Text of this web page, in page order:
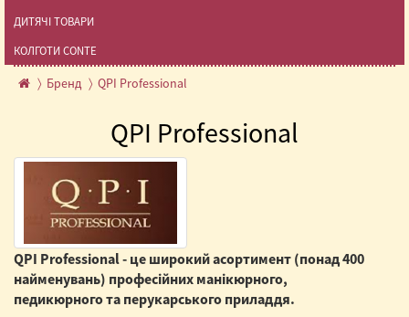
ДИТЯЧІ ТОВАРИ
КОЛГОТИ CONTE
Бренд QPI Professional
QPI Professional
QPI Professional - це широкий асортимент (понад 400
найменувань) професійних манікюрного,
педикюрного та перукарського приладдя.